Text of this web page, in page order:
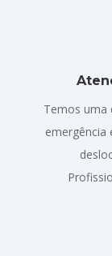
Temos uma
emergência